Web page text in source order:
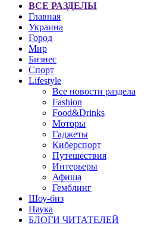
ВСЕ РАЗДЕЛЫ
Главная
Украина
Город
Мир
Бизнес
Спорт
Lifestyle
Все новости раздела
Fashion
Food&Drinks
Моторы
Гаджеты
Киберспорт
Путешествия
Интерьеры
Афиша
Гемблинг
Шоу-биз
Наука
БЛОГИ ЧИТАТЕЛЕЙ